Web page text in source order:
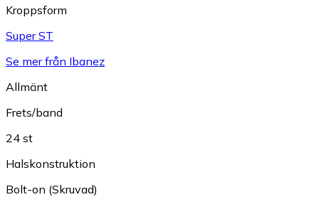
Kroppsform
Super ST
Se mer från Ibanez
Allmänt
Frets/band
24 st
Halskonstruktion
Bolt-on (Skruvad)